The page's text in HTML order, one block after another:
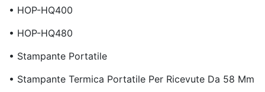
• HOP-HQ400
• HOP-HQ480
• Stampante Portatile
• Stampante Termica Portatile Per Ricevute Da 58 Mm